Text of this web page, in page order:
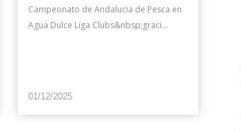
Campeonato de Andalucia de Pesca en
Agua Dulce Liga Clubs&nbsp;graci...
01/12/2025